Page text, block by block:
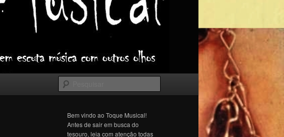
Bem vindo ao Toque Musical!
Antes de sair em busca do
tesouro, leia com atenção todas